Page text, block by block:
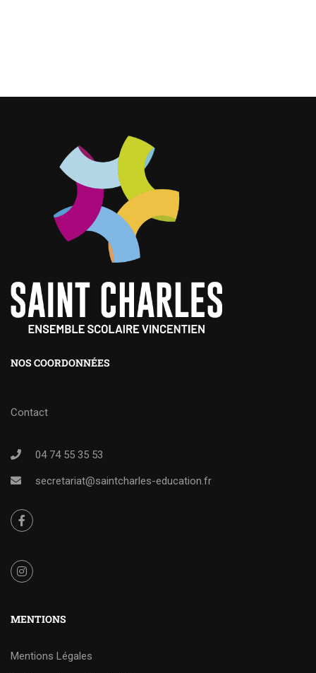
NOS COORDONNÉES
Contact
04 74 55 35 53
secretariat@saintcharles-education.fr
MENTIONS
Mentions Légales